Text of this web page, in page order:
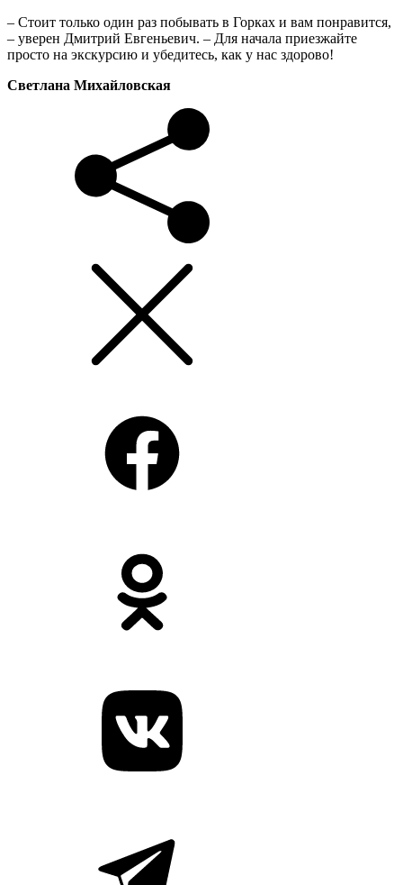
– Стоит только один раз побывать в Горках и вам понравится,
– уверен Дмитрий Евгеньевич. – Для начала приезжайте
просто на экскурсию и убедитесь, как у нас здорово!
Светлана Михайловская